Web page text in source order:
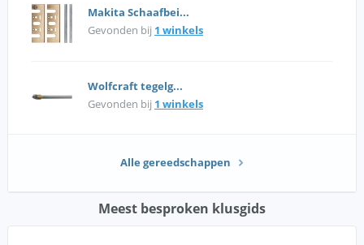
Makita Schaafbei...
Gevonden bij 1 winkels
Wolfcraft tegelg...
Gevonden bij 1 winkels
Alle gereedschappen
Meest besproken klusgids